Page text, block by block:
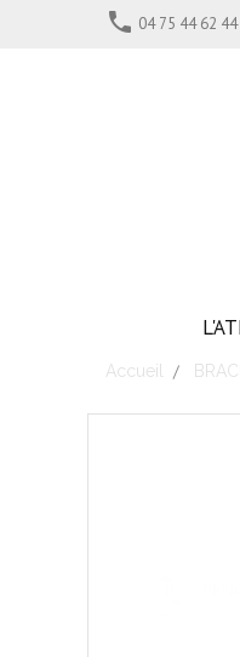
 04 75 44 62 44
Accueil